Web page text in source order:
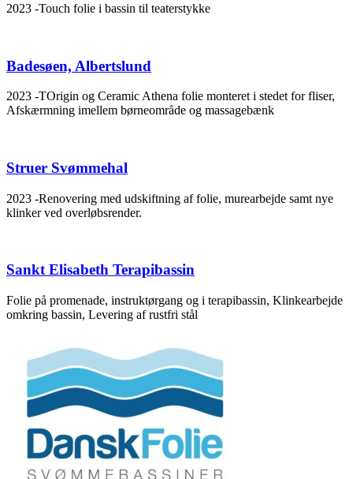
2023 -Touch folie i bassin til teaterstykke
Badesøen, Albertslund
2023 -TOrigin og Ceramic Athena folie monteret i stedet for fliser,
Afskærmning imellem børneområde og massagebænk
Struer Svømmehal
2023 -Renovering med udskiftning af folie, murearbejde samt nye
klinker ved overløbsrender.
Sankt Elisabeth Terapibassin
Folie på promenade, instruktørgang og i terapibassin, Klinkearbejde
omkring bassin, Levering af rustfri stål